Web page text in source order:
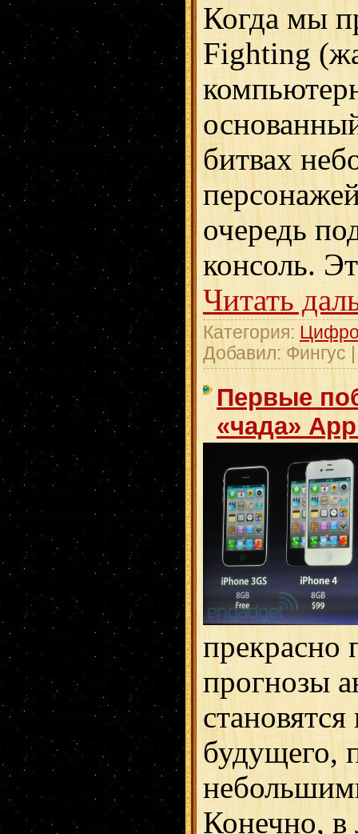
Когда мы
Fighting
битвах
очередь
консоль.
Читать
Категория:
Добавил: Фингус
Первые
«чада»
прекрасно
прогнозы
будущего,
Конечно,